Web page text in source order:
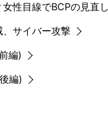
性目線でBCPの見直
サイバー攻撃
編)
編)